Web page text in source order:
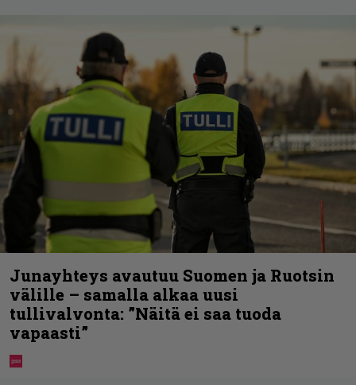
Junayhteys avautuu Suomen ja Ruotsin
välille – samalla alkaa uusi
tullivalvonta: ”Näitä ei saa tuoda
vapaasti”